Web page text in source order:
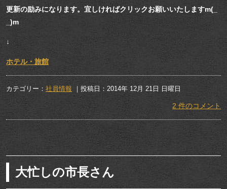
更新の励みになります。宜しければクリックお願いいたしますm(_
_)m
↓
ホテル・旅館
カテゴリー： 社員情報 ｜投稿日：2014年 12月 21日 日曜日
2 件のコメント
大忙しの市長さん